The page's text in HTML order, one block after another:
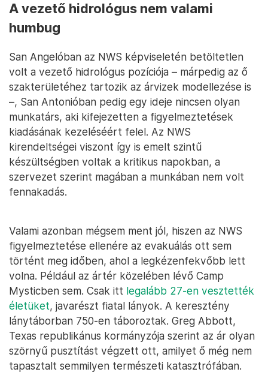
A vezető hidrológus nem valami
humbug
San Angelóban az NWS képviseletén betöltetlen
volt a vezető hidrológus pozíciója – márpedig az ő
szakterületéhez tartozik az árvizek modellezése is
–, San Antonióban pedig egy ideje nincsen olyan
munkatárs, aki kifejezetten a figyelmeztetések
kiadásának kezeléséért felel. Az NWS
kirendeltségei viszont így is emelt szintű
készültségben voltak a kritikus napokban, a
szervezet szerint magában a munkában nem volt
fennakadás.
Valami azonban mégsem ment jól, hiszen az NWS
figyelmeztetése ellenére az evakuálás ott sem
történt meg időben, ahol a legkézenfekvőbb lett
volna. Például az ártér közelében lévő Camp
Mysticben sem. Csak itt legalább 27-en vesztették
életüket, javarészt fiatal lányok. A keresztény
lánytáborban 750-en táboroztak. Greg Abbott,
Texas republikánus kormányzója szerint az ár olyan
szörnyű pusztítást végzett ott, amilyet ő még nem
tapasztalt semmilyen természeti katasztrófában.